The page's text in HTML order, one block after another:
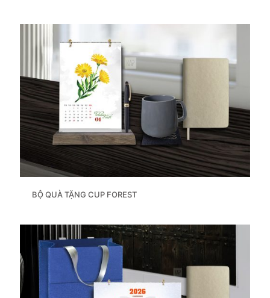
BỘ QUÀ TẶNG CUP FOREST